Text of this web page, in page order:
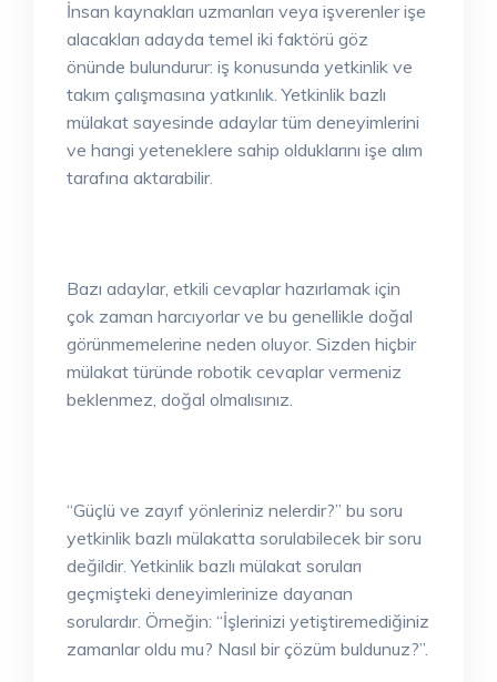
İnsan kaynakları uzmanları veya işverenler işe
alacakları adayda temel iki faktörü göz
önünde bulundurur: iş konusunda yetkinlik ve
takım çalışmasına yatkınlık. Yetkinlik bazlı
mülakat sayesinde adaylar tüm deneyimlerini
ve hangi yeteneklere sahip olduklarını işe alım
tarafına aktarabilir.
Bazı adaylar, etkili cevaplar hazırlamak için
çok zaman harcıyorlar ve bu genellikle doğal
görünmemelerine neden oluyor. Sizden hiçbir
mülakat türünde robotik cevaplar vermeniz
beklenmez, doğal olmalısınız.
“Güçlü ve zayıf yönleriniz nelerdir?” bu soru
yetkinlik bazlı mülakatta sorulabilecek bir soru
değildir. Yetkinlik bazlı mülakat soruları
geçmişteki deneyimlerinize dayanan
sorulardır. Örneğin: “İşlerinizi yetiştiremediğiniz
zamanlar oldu mu? Nasıl bir çözüm buldunuz?”.